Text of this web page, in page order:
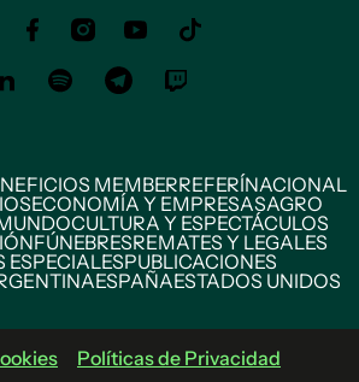
MEMBERREFERÍNACIONAL
ECONOMÍA Y EMPRESASAGRO
CULTURA Y ESPECTÁCULOS
FÚNEBRESREMATES Y LEGALES
ESPECIALESPUBLICACIONES
ESPAÑAESTADOS UNIDOS
Políticas de Privacidad